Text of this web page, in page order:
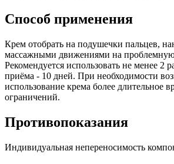
Способ применения
Крем отобрать на подушечки пальцев,
массажными движениями на проблемную
Рекомендуется использовать не менее 2
приёма - 10 дней. При необходимости
использование крема более длительное
ограничений.
Противопоказания
Индивидуальная непереносимость